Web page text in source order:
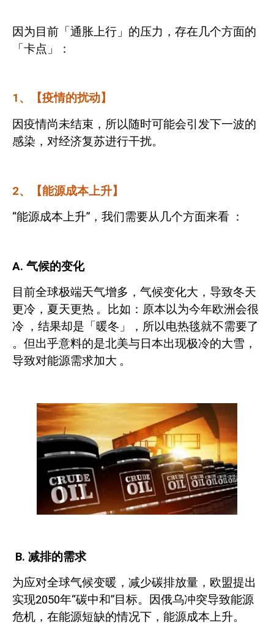
因为目前「通胀上行」的压力，存在几个方面的
「卡点」：
1 、【疫情的扰动】
因疫情尚未结束，所以随时可能会引发下一波的
感染，对经济复苏进行干扰。
2、【能源成本上升】
“能源成本上升”，我们需要从几个方面来看 ：
A. 气候的变化
目前全球极端天气增多，气候变化大，导致冬天
更冷，夏天更热 。比如：原本以为今年欧洲会很
冷 ，结果却是「暖冬」，所以电热毯就不需要了
。但出乎意料的是北美与日本出现极冷的大雪，
导致对能源需求加大 。
B. 减排的需求
为应对全球气候变暖，减少碳排放量，欧盟提出
实现2050年“碳中和”目标。因俄乌冲突导致能源
危机，在能源短缺的情况下，能源成本上升。